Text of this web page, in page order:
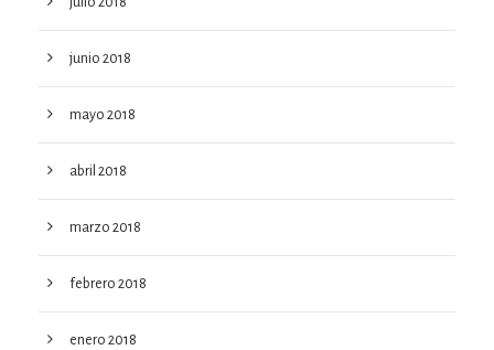
junio 2018
mayo 2018
abril 2018
marzo 2018
febrero 2018
enero 2018